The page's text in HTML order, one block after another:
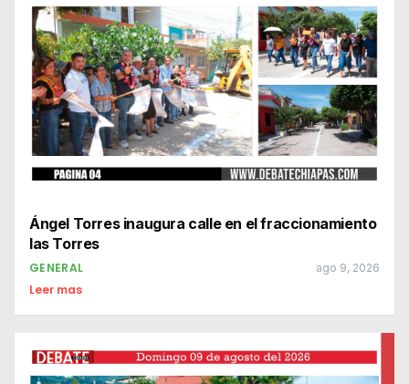
Ángel Torres inaugura calle en el fraccionamiento
las Torres
GENERAL ago 9, 2026
Leer mas